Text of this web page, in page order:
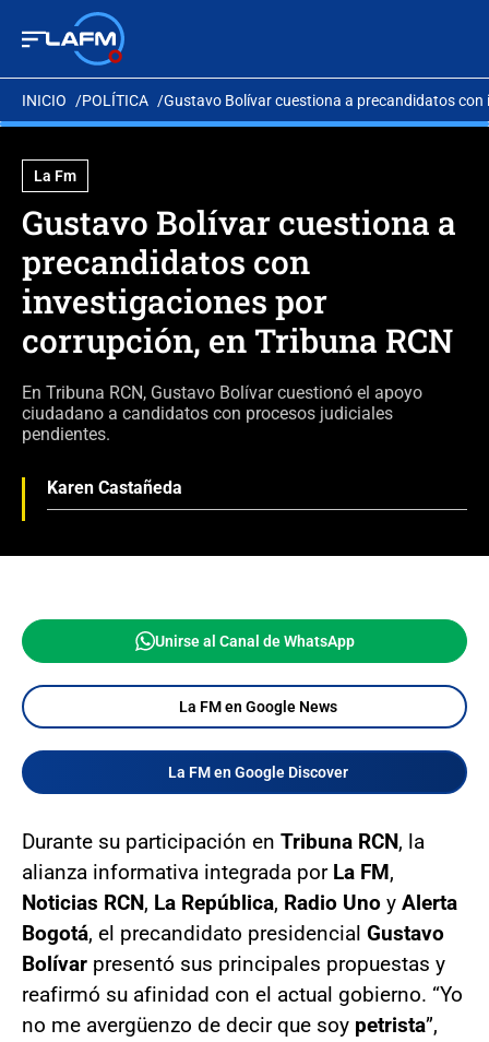
INICIO POLÍTICA Gustavo Bolívar cuestiona a precandidatos
La Fm
Gustavo Bolívar cuestiona a
precandidatos con
investigaciones por
corrupción, en Tribuna RCN
En Tribuna RCN, Gustavo Bolívar cuestionó el apoyo
ciudadano a candidatos con procesos judiciales
pendientes.
Karen Castañeda
Unirse al Canal de WhatsApp
La FM en Google News
La FM en Google Discover
Durante su participación en Tribuna RCN, la
alianza informativa integrada por La FM,
Noticias RCN, La República, Radio Uno y Alerta
Bogotá, el precandidato presidencial Gustavo
Bolívar presentó sus principales propuestas y
reafirmó su afinidad con el actual gobierno. “Yo
no me avergüenzo de decir que soy petrista”,